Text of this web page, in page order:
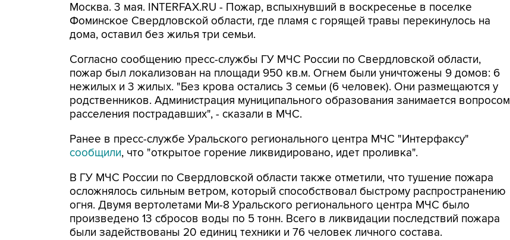
Москва. 3 мая. INTERFAX.RU - Пожар, вспыхнувший в воскресенье в поселке
Фоминское Свердловской области, где пламя с горящей травы перекинулось на
дома, оставил без жилья три семьи.
Согласно сообщению пресс-службы ГУ МЧС России по Свердловской области,
пожар был локализован на площади 950 кв.м. Огнем были уничтожены 9 домов: 6
нежилых и 3 жилых. "Без крова остались 3 семьи (6 человек). Они размещаются у
родственников. Администрация муниципального образования занимается вопросом
расселения пострадавших", - сказали в МЧС.
Ранее в пресс-службе Уральского регионального центра МЧС "Интерфаксу"
сообщили, что "открытое горение ликвидировано, идет проливка".
В ГУ МЧС России по Свердловской области также отметили, что тушение пожара
осложнялось сильным ветром, который способствовал быстрому распространению
огня. Двумя вертолетами Ми-8 Уральского регионального центра МЧС было
произведено 13 сбросов воды по 5 тонн. Всего в ликвидации последствий пожара
были задействованы 20 единиц техники и 76 человек личного состава.